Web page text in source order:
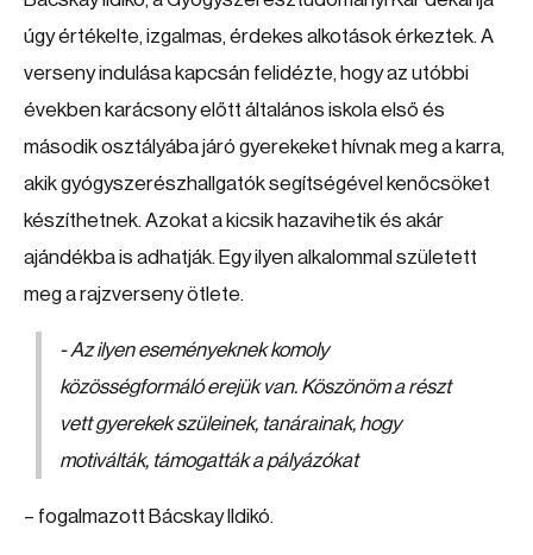
úgy értékelte, izgalmas, érdekes alkotások érkeztek. A
verseny indulása kapcsán felidézte, hogy az utóbbi
években karácsony előtt általános iskola első és
második osztályába járó gyerekeket hívnak meg a karra,
akik gyógyszerészhallgatók segítségével kenőcsöket
készíthetnek. Azokat a kicsik hazavihetik és akár
ajándékba is adhatják. Egy ilyen alkalommal született
meg a rajzverseny ötlete.
- Az ilyen eseményeknek komoly
közösségformáló erejük van. Köszönöm a részt
vett gyerekek szüleinek, tanárainak, hogy
motiválták, támogatták a pályázókat
– fogalmazott Bácskay Ildikó.